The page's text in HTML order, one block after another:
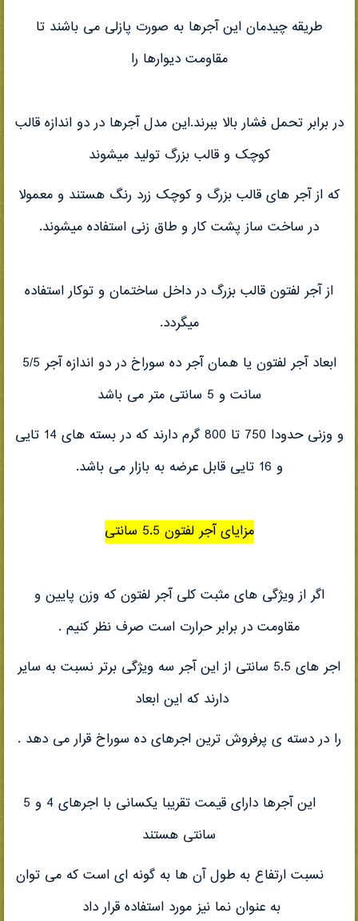
طریقه چیدمان این آجرها به صورت پازلی می باشند تا
مقاومت دیوارها را
در برابر تحمل فشار بالا ببرند.این مدل آجرها در دو اندازه قالب
کوچک و قالب بزرگ تولید میشوند
که از آجر های قالب بزرگ و کوچک زرد رنگ هستند و معمولا
در ساخت ساز پشت کار و طاق زنی استفاده میشوند.
از آجر لفتون قالب بزرگ در داخل ساختمان و توکار استفاده
میگردد.
ابعاد آجر لفتون یا همان آجر ده سوراخ در دو اندازه آجر 5/5
سانت و 5 سانتی متر می باشد
و وزنی حدودا 750 تا 800 گرم دارند که در بسته های 14 تایی
و 16 تایی قابل عرضه به بازار می باشد.
مزایای آجر لفتون 5.5 سانتی
اگر از ویژگی های مثبت کلی آجر لفتون که وزن پایین و
مقاومت در برابر حرارت است صرف نظر کنیم .
اجر های 5.5 سانتی از این آجر سه ویژگی برتر نسبت به سایر
دارند که این ابعاد
را در دسته ی پرفروش ترین اجرهای ده سوراخ قرار می دهد .
این آجرها دارای قیمت تقریبا یکسانی با اجرهای 4 و 5
سانتی هستند
نسبت ارتفاع به طول آن ها به گونه ای است که می توان
به عنوان نما نیز مورد استفاده قرار داد